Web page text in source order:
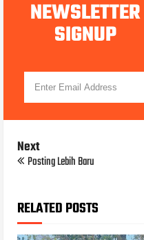
NEWSLETTER
SIGNUP
Next
Posting Lebih Baru
RELATED POSTS